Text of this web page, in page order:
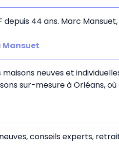
44 ans. Marc
Mansuet
neuves et
sur-mesure à Orléans,
conseils experts,